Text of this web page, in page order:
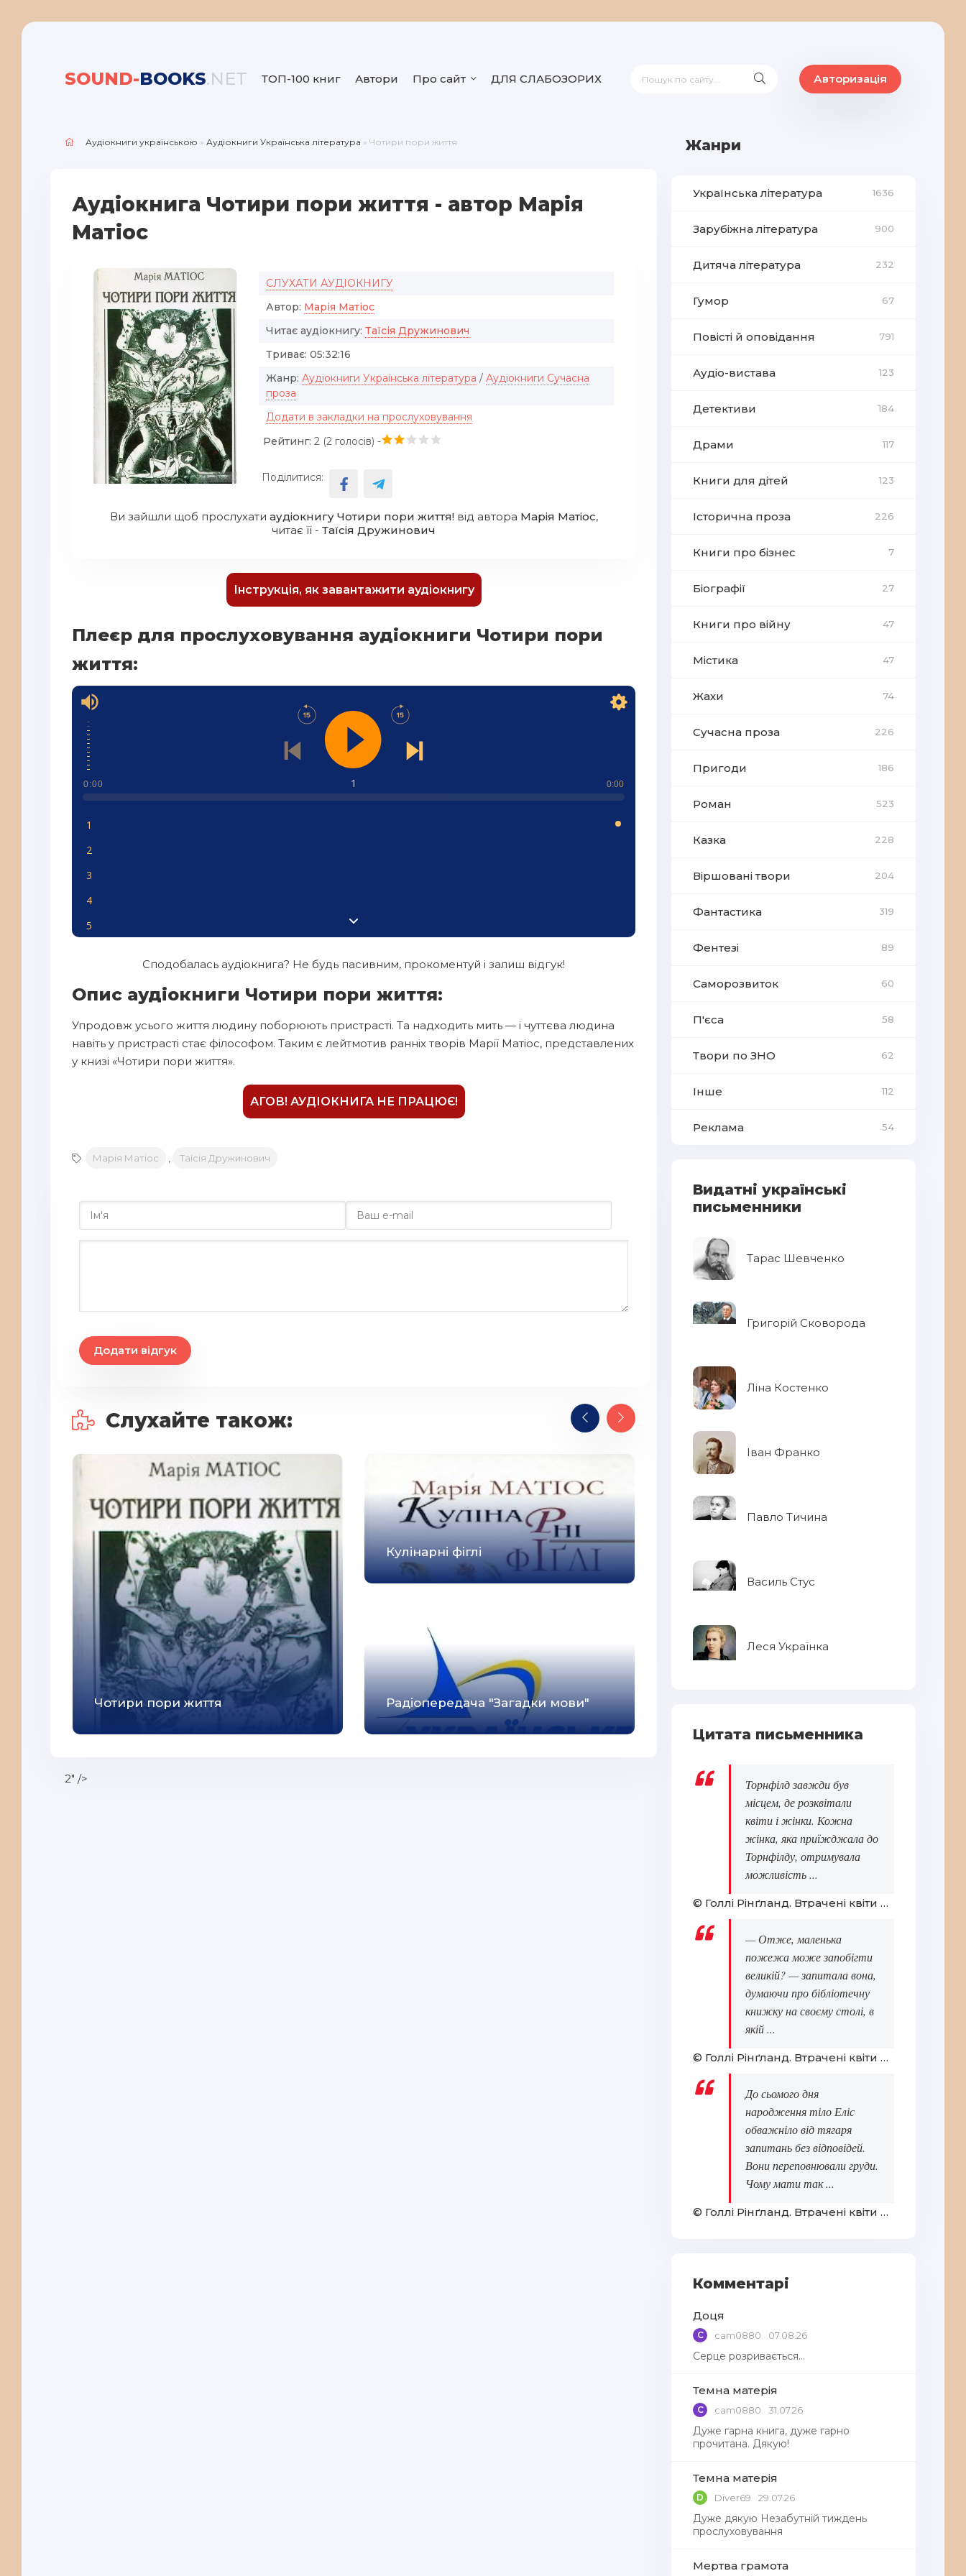
SOUND-BOOKS.NET ТОП-100 книг Автори Про сайт ДЛЯ СЛАБОЗОРИХ Авторизація
Аудіокниги українською » Аудіокниги Українська література » Чотири пори життя
Аудіокнига Чотири пори життя - автор Марія
Матіос
СЛУХАТИ АУДІОКНИГУ
Автор: Марія Матіос
Читає аудіокнигу: Таїсія Дружинович
Триває: 05:32:16
Жанр: Аудіокниги Українська література / Аудіокниги Сучасна
проза
Додати в закладки на прослуховування
Рейтинг: 2 (2 голосів) -
Поділитися:
Ви зайшли щоб прослухати аудіокнигу Чотири пори життя!від автора Марія Матіос,
читає її - Таїсія Дружинович
Інструкція, як завантажити аудіокнигу
Плеєр для прослуховування аудіокниги Чотири пори
життя:
1
0:00 0:00
1
2
3
4
5
8
9
10
14
16
17
22
25
26
28
29
36
39
Сподобалась аудіокнига? Не будь пасивним, прокоментуй і залиш відгук!
Опис аудіокниги Чотири пори життя:
Упродовж усього життя людину поборюють пристрасті. Та надходить мить — і чуттєва людина
навіть у пристрасті стає філософом. Таким є лейтмотив ранніх творів Марії Матіос, представлених
у книзі «Чотири пори життя».
АГОВ! АУДІОКНИГА НЕ ПРАЦЮЄ!
Марія Матіос Таїсія Дружинович
Додати відгук
Слухайте також:
Чотири пори життя
Кулінарні фіглі
Радіопередача "Загадки мови"
2" />
Жанри
Українська література 1636
Зарубіжна література 900
Дитяча література 232
Гумор 67
Повісті й оповідання 791
Аудіо-вистава 123
Детективи 184
Драми 117
Книги для дітей 123
Історична проза 226
Книги про бізнес 7
Біографії 27
Книги про війну 47
Містика 47
Жахи 74
Сучасна проза 226
Пригоди 186
Роман 523
Казка 228
Віршовані твори 204
Фантастика 319
Фентезі 89
Саморозвиток 60
П'єса 58
Твори по ЗНО 62
Інше 112
Реклама 54
Видатні українські
письменники
Тарас Шевченко
Григорій Сковорода
Ліна Костенко
Іван Франко
Павло Тичина
Василь Стус
Леся Українка
Цитата письменника
Торнфілд завжди був
місцем, де розквітали
квіти і жінки. Кожна
жінка, яка приїжджала до
Торнфілду, отримувала
можливість ...
© Голлі Рінґланд. Втрачені квіти Еліс Гарт
— Отже, маленька
пожежа може запобігти
великій? — запитала вона,
думаючи про бібліотечну
книжку на своєму столі, в
якій ...
© Голлі Рінґланд. Втрачені квіти Еліс Гарт
До сьомого дня
народження тіло Еліс
обважніло від тягаря
запитань без відповідей.
Вони переповнювали груди.
Чому мати так ...
© Голлі Рінґланд. Втрачені квіти Еліс Гарт
Комментарі
Доця
C cam0880 07.08.26
Серце розривається…
Темна матерія
C cam0880 31.07.26
Дуже гарна книга, дуже гарно
прочитана. Дякую!
Темна матерія
D Diver69 29.07.26
Дуже дякую Незабутній тиждень
прослуховування
Мертва грамота